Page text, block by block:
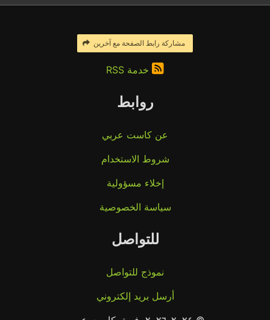
مشاركة رابط الصفحة مع آخرين
خدمة RSS
روابط
عن كاست عربي
شروط الاستخدام
إخلاء مسؤولية
سياسة الخصوصية
للتواصل
نموذج للتواصل
أرسل بريد إلكتروني